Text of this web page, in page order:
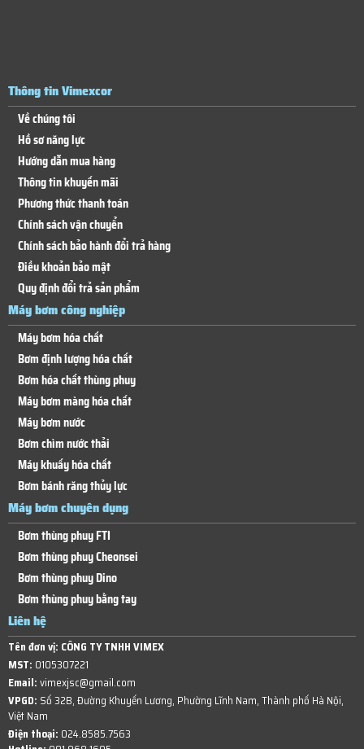
Thông tin Vimexcor
Về chúng tôi
Hồ sơ năng lực
Hướng dẫn mua hàng
Thông tin khuyến mãi
Phương thức thanh toán
Chính sách vận chuyển
Chính sách bảo hành đổi trả hàng
Điều khoản bảo mật
Quy định đổi trả sản phẩm
Máy bơm công nghiệp
Máy bơm hóa chất
Bơm định lượng hóa chất
Bơm hóa chất thùng phuy
Máy bơm màng hóa chất
Máy bơm nước
Bơm chìm nước thải
Máy khuấy hóa chất
Bơm bánh răng thủy lực
Máy bơm chuyên dụng
Bơm thùng phuy FTI
Bơm thùng phuy Cheonsei
Bơm thùng phuy Dino
Bơm thùng phuy bằng tay
Liên hệ
Tên đơn vị: CÔNG TY TNHH VIMEX
MST: 0105307221
Email:vimexjsc@gmail.com
VPGD: Số 32B, Đường Khuyến Lương, Phường Lĩnh Nam, Thành phố Hà Nội,
Việt Nam
Điện thoại: 024.8585.7563